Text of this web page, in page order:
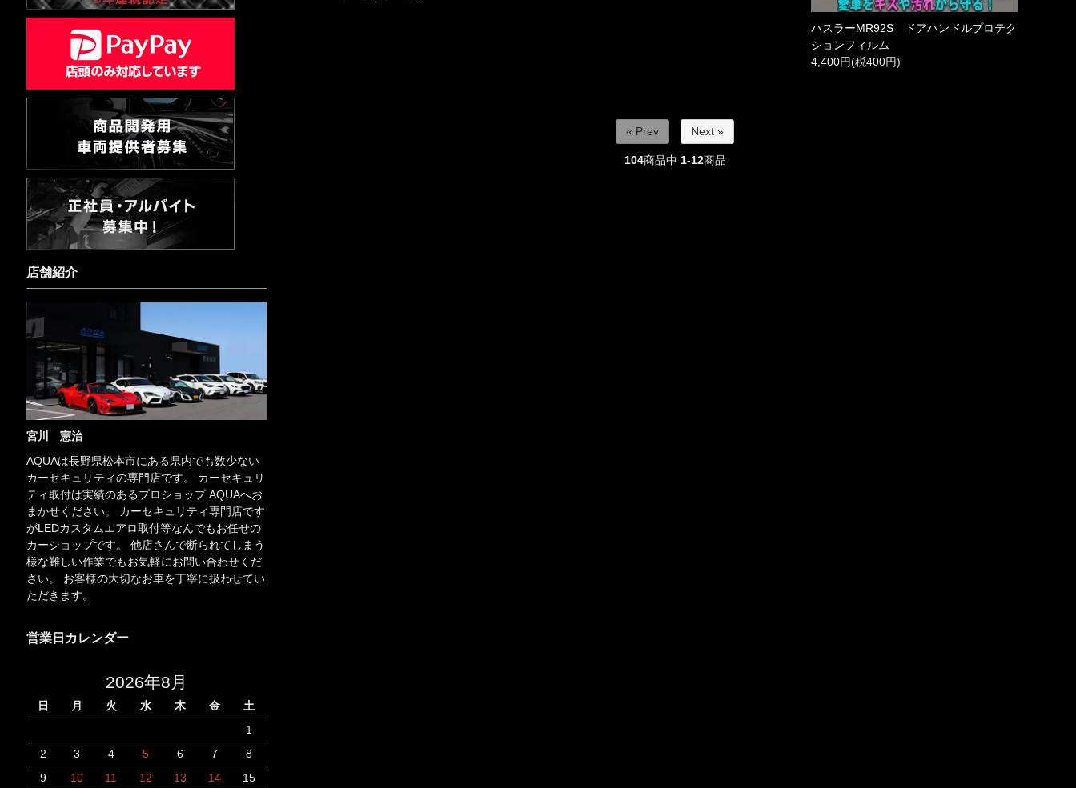
ハスラーMR92S ドアハンドルプロテク
ションフィルム
4,400円(税400円)
« Prev Next »
104商品中 1-12商品
店舗紹介
宮川 憲治
AQUAは長野県松本市にある県内でも数少ない
カーセキュリティの専門店です。 カーセキュリ
ティ取付は実績のあるプロショップ AQUAへお
まかせください。 カーセキュリティ専門店です
がLEDカスタムエアロ取付等なんでもお任せの
カーショップです。 他店さんで断られてしまう
様な難しい作業でもお気軽にお問い合わせくだ
さい。 お客様の大切なお車を丁寧に扱わせてい
ただきます。
営業日カレンダー
2026年8月
日 月 火 水 木 金
土
1
2
3 4 5 6 7
8
9
10 11 12 13 14
15